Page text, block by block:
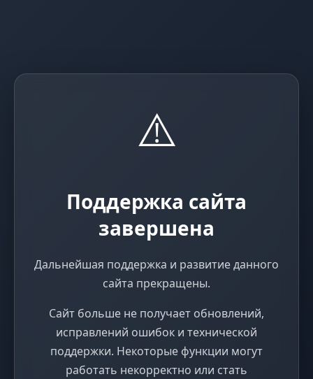
⚠️
Поддержка сайта
завершена
Дальнейшая поддержка и развитие данного
сайта прекращены.
Сайт больше не получает обновлений,
исправлений ошибок и технической
поддержки. Некоторые функции могут
работать некорректно или стать